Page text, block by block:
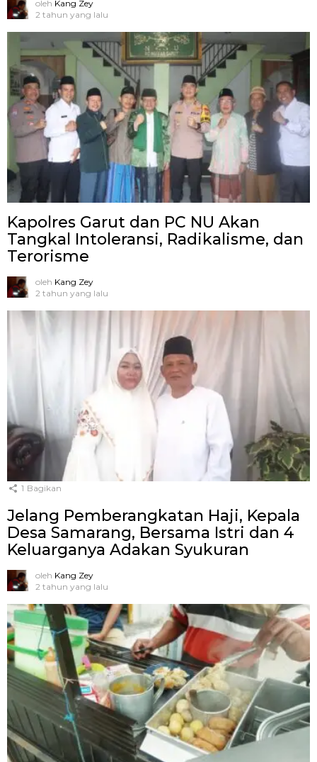
oleh Kang Zey
2 tahun yang lalu
Kapolres Garut dan PC NU Akan
Tangkal Intoleransi, Radikalisme, dan
Terorisme
oleh Kang Zey
2 tahun yang lalu
1 Bagikan
Jelang Pemberangkatan Haji, Kepala
Desa Samarang, Bersama Istri dan 4
Keluarganya Adakan Syukuran
oleh Kang Zey
2 tahun yang lalu